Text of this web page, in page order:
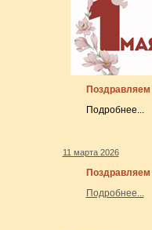
Поздравляем
Подробнее...
11 марта 2026
Поздравляем
Подробнее...